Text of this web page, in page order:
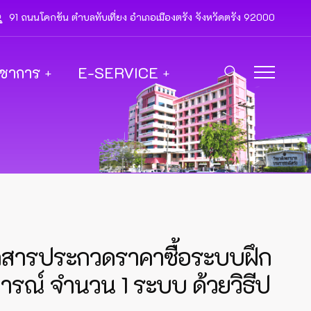
91 ถนนโคกขัน ตำบลทับเที่ยง อำเภอเมืองตรัง จังหวัดตรัง 92000
าการ E-SERVICE
ารประกวดราคาซื้อระบบฝึก
ณ์ จำนวน 1 ระบบ ด้วยวิธีป